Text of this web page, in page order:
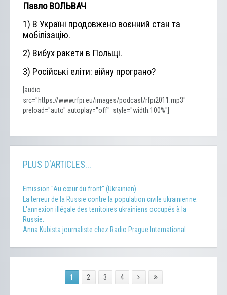
Павло ВОЛЬВАЧ
1) В Україні продовжено воєнний стан та
мобілізацію.
2) Вибух ракети в Польщі.
3) Російські еліти: війну програно?
[audio
src="https://www.rfpi.eu/images/podcast/rfpi2011.mp3"
preload="auto" autoplay="off" style="width:100%"]
PLUS D'ARTICLES...
Emission "Au cœur du front" (Ukrainien)
La terreur de la Russie contre la population civile ukrainienne.
L'annexion illégale des territoires ukrainiens occupés à la
Russie.
Anna Kubista journaliste chez Radio Prague International
1 2 3 4